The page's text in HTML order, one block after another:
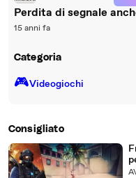
Perdita di segnale
15 anni fa
Categoria
🎮️Videogiochi
Consigliato